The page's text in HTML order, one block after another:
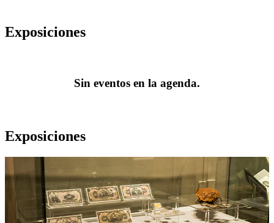
Exposiciones
Sin eventos en la agenda.
Exposiciones